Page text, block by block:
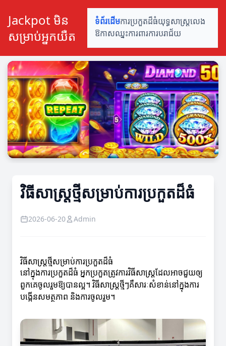
Jackpot មិន
សម្រាប់អ្នកយឺត
ទំព័រដើមការប្រកួតដ៏ធំយុទ្ធសាស្ត្រលេង
ឱកាសឈ្នះការពារការបរាជ័យ
វិធីសាស្ត្រថ្មីសម្រាប់ការប្រកួតដ៏ធំ
2026-06-20 Admin
វិធីសាស្ត្រថ្មីសម្រាប់ការប្រកួតដ៏ធំ
នៅក្នុងការប្រកួតដ៏ធំ អ្នកប្រកួតត្រូវការវិធីសាស្ត្រដែលអាចជួយឲ្យ
ពួកគេចូលរួមឱ្យបានល្អ។ វិធីសាស្ត្រថ្មីៗគឺសារៈសំខាន់នៅក្នុងការ
បង្កើនសមត្ថភាព និងការចូលរួម។